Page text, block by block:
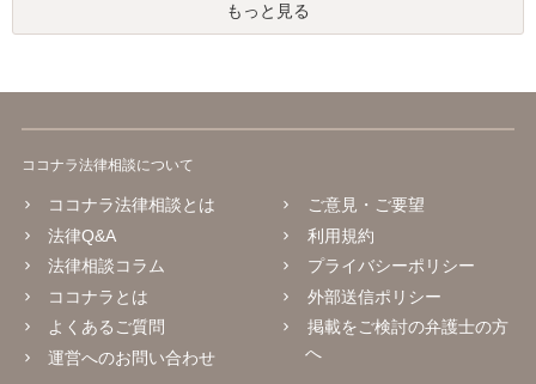
もっと見る
ココナラ法律相談について
ココナラ法律相談とは
法律Q&A
法律相談コラム
ココナラとは
よくあるご質問
運営へのお問い合わせ
ご意見・ご要望
利用規約
プライバシーポリシー
外部送信ポリシー
掲載をご検討の弁護士の方
へ